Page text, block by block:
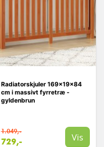
Radiatorskjuler 169×19×84
cm i massivt fyrretræ -
gyldenbrun
1.049,-
729,- Vis